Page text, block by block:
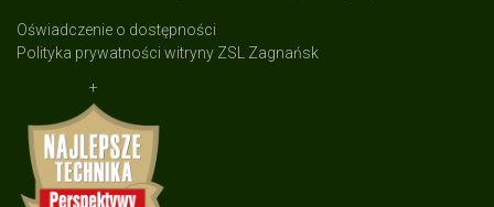
Oświadczenie o dostępności
Polityka prywatności witryny ZSL Zagnańsk
+